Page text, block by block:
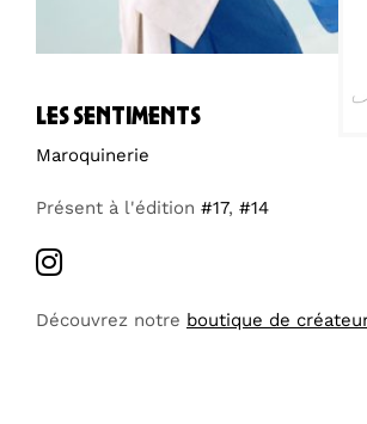
les sentiments
Maroquinerie
Présent à l'édition #17, #14
Découvrez notre boutique de